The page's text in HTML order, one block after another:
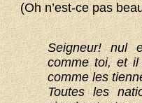
(Oh n’est-ce pas
Seigneur! nul
comme toi, et il
comme les
Toutes les